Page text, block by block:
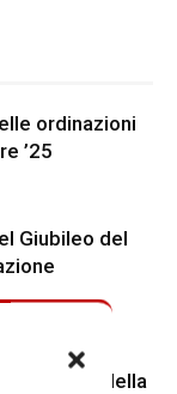
ordinazioni
’25
Giubileo del
visita il
occasione della